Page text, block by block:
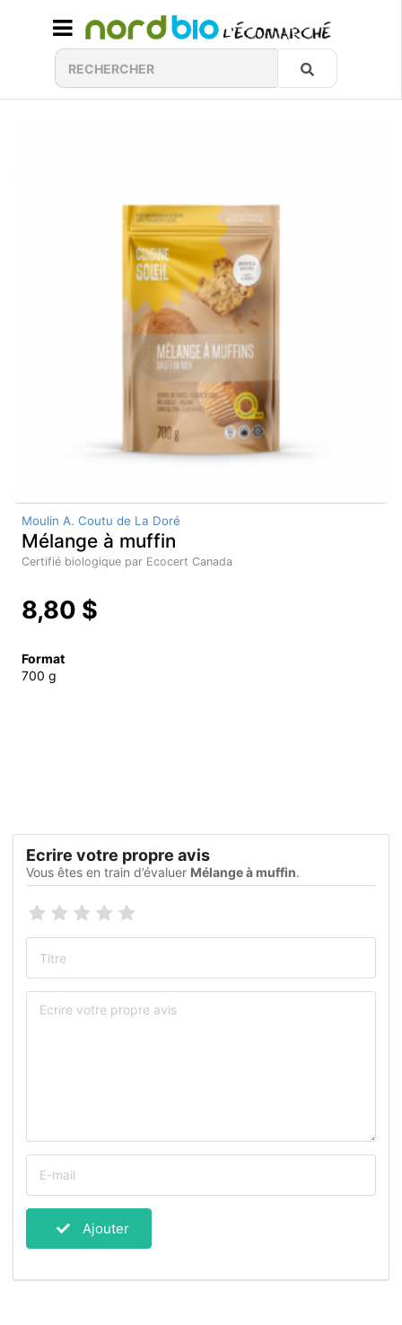
Moulin A. Coutu de La Doré
Mélange à muffin
Certifié biologique par Ecocert Canada
8,80 $
Format
700 g
Ecrire votre propre avis
Vous êtes en train d’évaluer Mélange à muffin.
Ajouter